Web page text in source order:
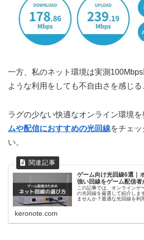
一方、私のネット環境は実測
ような利用をしても不自由さを感じる
ラグの少ない快適なオンライン環境を
ムや配信におすすめの光回線をチェ
い。
ゲーム向け光回線6選｜
強い回線をゲーム配信者
この記事では、オンラインゲ
の光回線を厳選して紹介しま
ませんか？最適な光回線を利
に合った光回線を見つけるこ
keronote.com